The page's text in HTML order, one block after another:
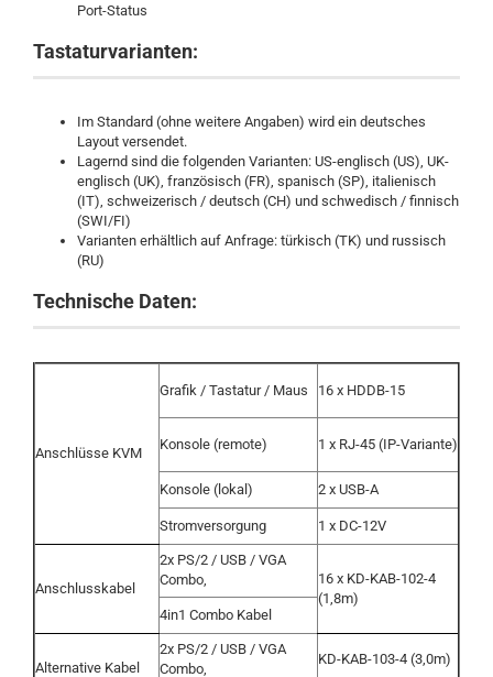
Port-Status
Tastaturvarianten:
Im Standard (ohne weitere Angaben) wird ein deutsches
Layout versendet.
Lagernd sind die folgenden Varianten: US-englisch (US), UK-
englisch (UK), französisch (FR), spanisch (SP), italienisch
(IT), schweizerisch / deutsch (CH) und schwedisch / finnisch
(SWI/FI)
Varianten erhältlich auf Anfrage: türkisch (TK) und russisch
(RU)
Technische Daten:
Anschlüsse KVM
Grafik / Tastatur / Maus 16 x HDDB-15
Konsole (remote) 1 x RJ-45 (IP-Variante)
Konsole (lokal) 2 x USB-A
Stromversorgung 1 x DC-12V
Anschlusskabel
2x PS/2 / USB / VGA
Combo,
16 x KD-KAB-102-4
(1,8m)
4in1 Combo Kabel
Alternative Kabel
2x PS/2 / USB / VGA
Combo,
KD-KAB-103-4 (3,0m)